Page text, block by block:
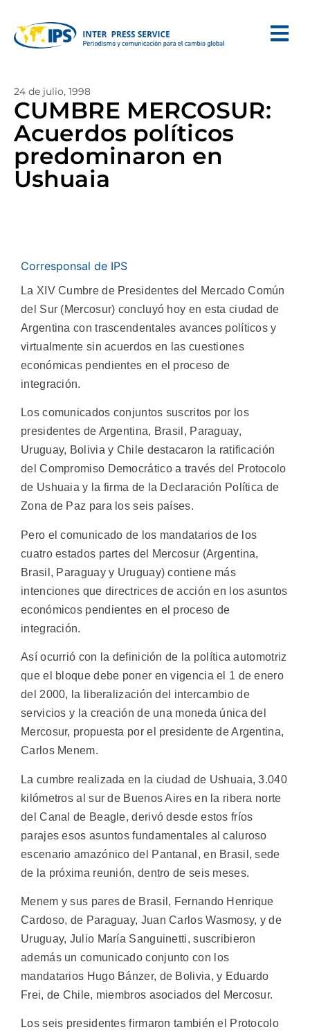
24 de julio, 1998
CUMBRE MERCOSUR:
Acuerdos políticos
predominaron en
Ushuaia
Corresponsal de IPS
La XIV Cumbre de Presidentes del Mercado Común
del Sur (Mercosur) concluyó hoy en esta ciudad de
Argentina con trascendentales avances políticos y
virtualmente sin acuerdos en las cuestiones
económicas pendientes en el proceso de
integración.
Los comunicados conjuntos suscritos por los
presidentes de Argentina, Brasil, Paraguay,
Uruguay, Bolivia y Chile destacaron la ratificación
del Compromiso Democrático a través del Protocolo
de Ushuaia y la firma de la Declaración Política de
Zona de Paz para los seis países.
Pero el comunicado de los mandatarios de los
cuatro estados partes del Mercosur (Argentina,
Brasil, Paraguay y Uruguay) contiene más
intenciones que directrices de acción en los asuntos
económicos pendientes en el proceso de
integración.
Así ocurrió con la definición de la política automotriz
que el bloque debe poner en vigencia el 1 de enero
del 2000, la liberalización del intercambio de
servicios y la creación de una moneda única del
Mercosur, propuesta por el presidente de Argentina,
Carlos Menem.
La cumbre realizada en la ciudad de Ushuaia, 3.040
kilómetros al sur de Buenos Aires en la ribera norte
del Canal de Beagle, derivó desde estos fríos
parajes esos asuntos fundamentales al caluroso
escenario amazónico del Pantanal, en Brasil, sede
de la próxima reunión, dentro de seis meses.
Menem y sus pares de Brasil, Fernando Henrique
Cardoso, de Paraguay, Juan Carlos Wasmosy, y de
Uruguay, Julio María Sanguinetti, suscribieron
además un comunicado conjunto con los
mandatarios Hugo Bánzer, de Bolivia, y Eduardo
Frei, de Chile, miembros asociados del Mercosur.
Los seis presidentes firmaron también el Protocolo